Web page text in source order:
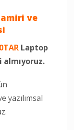
ve
Laptop
yazılımsal